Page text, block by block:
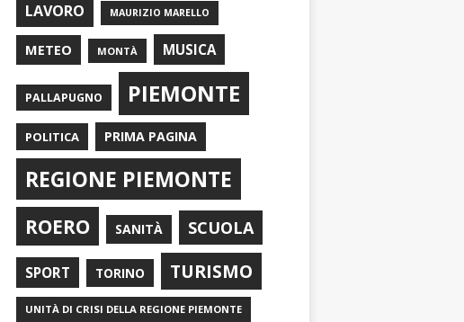
LAVORO MAURIZIO MARELLO
METEO MONTÀ MUSICA
PALLAPUGNO PIEMONTE
POLITICA PRIMA PAGINA
REGIONE PIEMONTE
ROERO SANITÀ SCUOLA
SPORT TORINO TURISMO
UNITÀ DI CRISI DELLA REGIONE PIEMONTE